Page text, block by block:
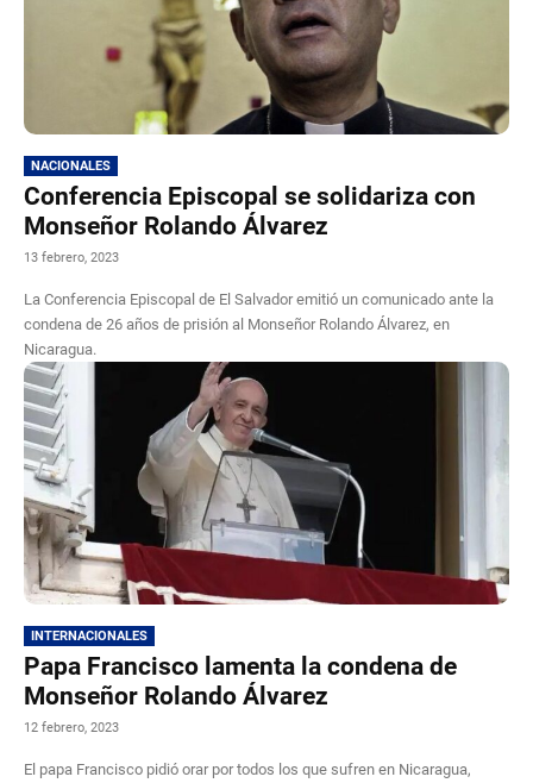
NACIONALES
Conferencia Episcopal se solidariza con
Monseñor Rolando Álvarez
13 febrero, 2023
La Conferencia Episcopal de El Salvador emitió un comunicado ante la
condena de 26 años de prisión al Monseñor Rolando Álvarez, en
Nicaragua.
INTERNACIONALES
Papa Francisco lamenta la condena de
Monseñor Rolando Álvarez
12 febrero, 2023
El papa Francisco pidió orar por todos los que sufren en Nicaragua,